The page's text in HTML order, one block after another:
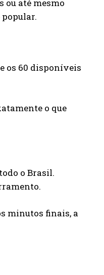
ou até mesmo
os 60 disponíveis
o que
o Brasil.
minutos finais, a